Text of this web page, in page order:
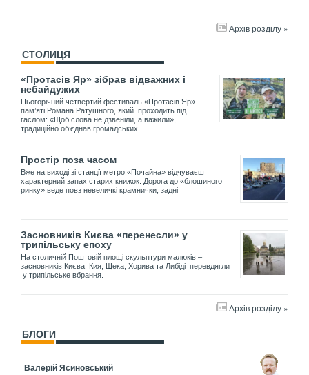
Архів розділу »
СТОЛИЦЯ
«Протасів Яр» зібрав відважних і
небайдужих
Цьогорічний четвертий фестиваль «Протасів Яр»
пам’яті Романа Ратушного, який проходить під
гаслом: «Щоб слова не дзвеніли, а важили»,
традиційно об’єднав громадських
Простір поза часом
Вже на виході зі станції метро «Почайна» відчуваєш
характерний запах старих книжок. Дорога до «блошиного
ринку» веде повз невеличкі крамнички, задні
Засновників Києва «перенесли» у
трипільську епоху
На столичній Поштовій площі скульптури малюків –
засновників Києва Кия, Щека, Хорива та Либіді перевдягли
у трипільське вбрання.
Архів розділу »
БЛОГИ
Валерій Ясиновський